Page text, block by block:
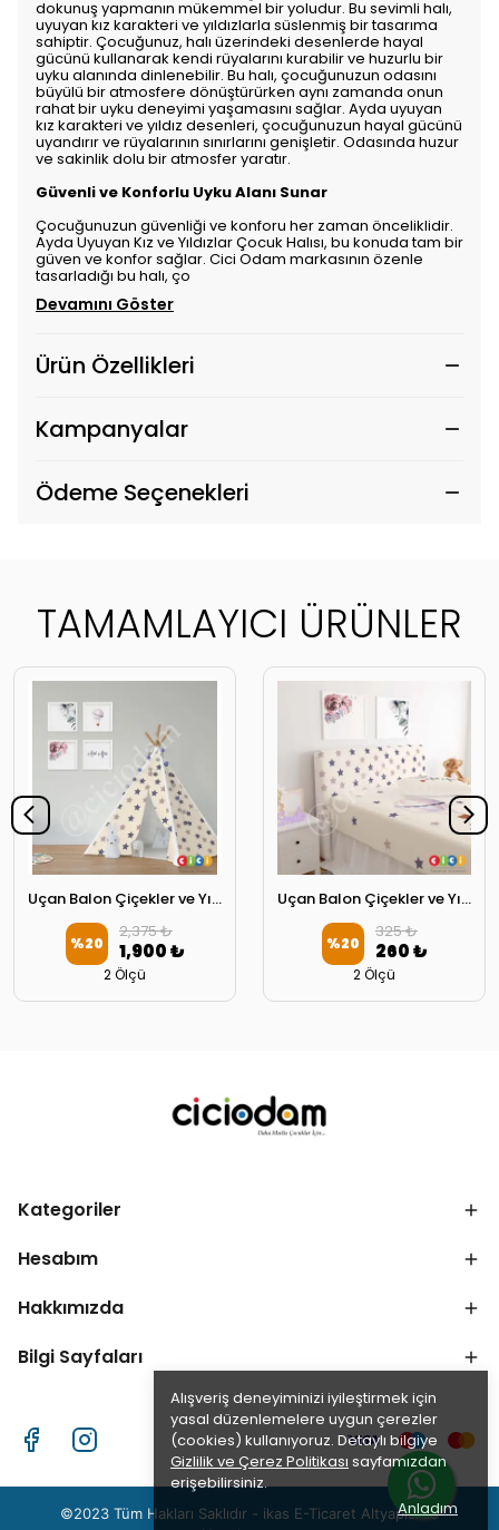
Alışveriş deneyiminizi iyileştirmek için
yasal düzenlemelere uygun çerezler
(cookies) kullanıyoruz. Detaylı bilgiye
Gizlilik ve Çerez Politikası sayfamızdan
erişebilirsiniz.
Anladım
dokunuş yapmanın mükemmel bir yoludur. Bu sevimli halı,
uyuyan kız karakteri ve yıldızlarla süslenmiş bir tasarıma
sahiptir. Çocuğunuz, halı üzerindeki desenlerde hayal
gücünü kullanarak kendi rüyalarını kurabilir ve huzurlu bir
uyku alanında dinlenebilir. Bu halı, çocuğunuzun odasını
büyülü bir atmosfere dönüştürürken aynı zamanda onun
rahat bir uyku deneyimi yaşamasını sağlar. Ayda uyuyan
kız karakteri ve yıldız desenleri, çocuğunuzun hayal gücünü
uyandırır ve rüyalarının sınırlarını genişletir. Odasında huzur
ve sakinlik dolu bir atmosfer yaratır.
Güvenli ve Konforlu Uyku Alanı Sunar
Çocuğunuzun güvenliği ve konforu her zaman önceliklidir.
Ayda Uyuyan Kız ve Yıldızlar Çocuk Halısı, bu konuda tam bir
güven ve konfor sağlar. Cici Odam markasının özenle
tasarladığı bu halı, ço
Devamını Göster
Ürün Özellikleri
Kampanyalar
Ödeme Seçenekleri
TAMAMLAYICI ÜRÜNLER
Uçan Balon Çiçekler ve Yıldızlar Oyun Çadırı
%20
2,375 ₺
1,900 ₺
2 Ölçü
Uçan Balon Çiçekler ve Yıldızlar Başlık Kılıfı
%20
325 ₺
260 ₺
2 Ölçü
Kategoriler
Hesabım
Hakkımızda
Bilgi Sayfaları
©2023 Tüm Hakları Saklıdır - ikas E-Ticaret Altyapısı ile